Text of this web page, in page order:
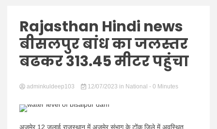
Hindi
Rajasthan Hindi news
बीसलपुर बांध का जलस्तर
बढकर 313.45 मीटर पहुंचा
adminkuldeep103 12/07/2023 in National - 0 Minutes
अजमेर 12 जुलाई राजस्थान में अजमेर संभाग के टोंक जिले में अवस्थित